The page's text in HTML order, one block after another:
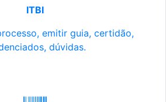
ITBI
emitir guia, certidão,
dúvidas.